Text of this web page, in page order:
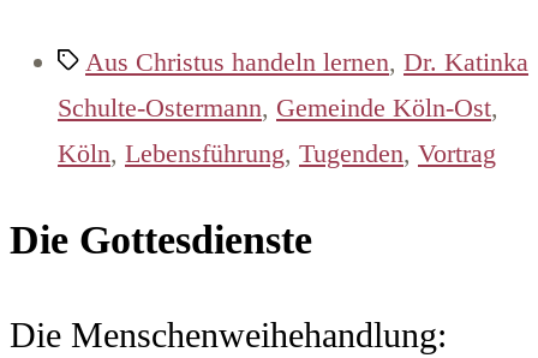
Schlagwörter
Aus Christus handeln lernen, Dr. Katinka
Schulte-Ostermann, Gemeinde Köln-Ost,
Köln, Lebensführung, Tugenden, Vortrag
Die Gottesdienste
Die Menschenweihehandlung: